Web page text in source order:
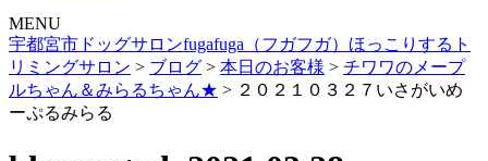
MENU
宇都宮市ドッグサロンfugafuga（フガフガ）ほっこりするト
リミングサロン > ブログ > 本日のお客様 > チワワのメープ
ルちゃん＆みらるちゃん★ > ２０２１０３２７いさがいめ
ーぷるみらる